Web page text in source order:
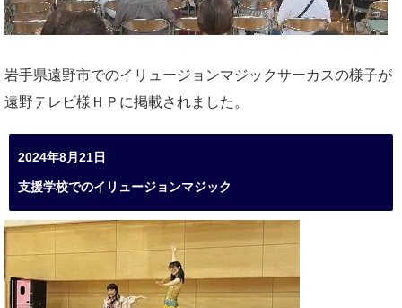
岩手県遠野市でのイリュージョンマジックサーカスの様子が
遠野テレビ様ＨＰに掲載されました。
2024年8月21日
支援学校でのイリュージョンマジック